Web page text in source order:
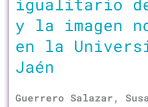
y la imagen
en la
Jaén
Guerrero Salazar,